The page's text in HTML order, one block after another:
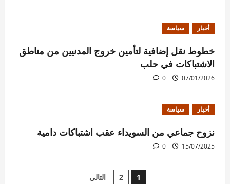
أخبار سياسة
خطوط نقل إضافية لتأمين خروج المدنيين من مناطق
الاشتباكات في حلب
07/01/2026
0
أخبار سياسة
نزوح جماعي من السويداء عقب اشتباكات دامية
15/07/2025
0
1
2 التالي